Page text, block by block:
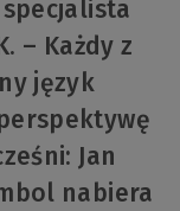
– Każdy z
język
Jan
nabiera